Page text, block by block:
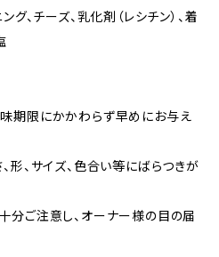
グ、チーズ、乳化剤（レシチン）、着
期限にかかわらず早めにお与え
形、サイズ、色合い等にばらつきが
分ご注意し、オーナー様の目の届